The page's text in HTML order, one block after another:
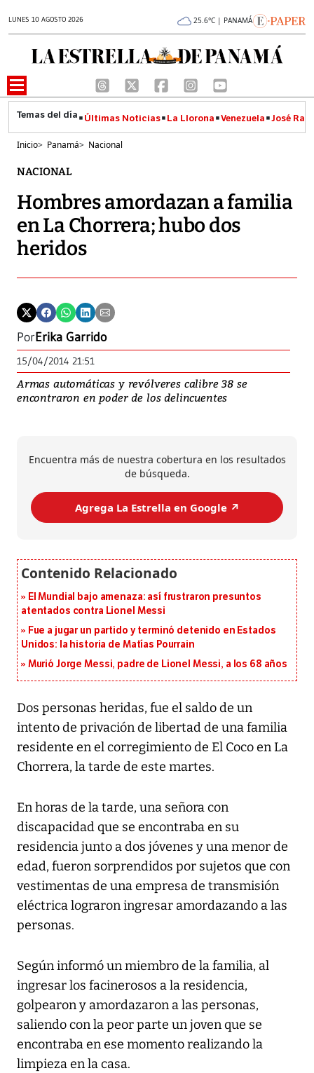
LUNES 10 AGOSTO 2026 25.6°C | PANAMÁ
Últimas Noticias La Llorona Venezuela José
Inicio> Panamá> Nacional
NACIONAL
Hombres amordazan a familia
en La Chorrera; hubo dos
heridos
PorErika Garrido
15/04/2014 21:51
Armas automáticas y revólveres calibre 38 se
encontraron en poder de los delincuentes
Encuentra más de nuestra cobertura en los resultados
de búsqueda.
Agrega La Estrella en Google ↗️
El Mundial bajo amenaza: así frustraron presuntos
atentados contra Lionel Messi
Fue a jugar un partido y terminó detenido en Estados
Unidos: la historia de Matías Pourrain
Murió Jorge Messi, padre de Lionel Messi, a los 68 años
Dos personas heridas, fue el saldo de un
intento de privación de libertad de una familia
residente en el corregimiento de El Coco en La
Chorrera, la tarde de este martes.
En horas de la tarde, una señora con
discapacidad que se encontraba en su
residencia junto a dos jóvenes y una menor de
edad, fueron sorprendidos por sujetos que con
vestimentas de una empresa de transmisión
eléctrica lograron ingresar amordazando a las
personas.
Según informó un miembro de la familia, al
ingresar los facinerosos a la residencia,
golpearon y amordazaron a las personas,
saliendo con la peor parte un joven que se
encontraba en ese momento realizando la
limpieza en la casa.